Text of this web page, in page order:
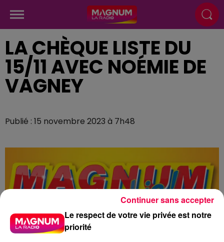
LA CHÈQUE LISTE DU
15/11 AVEC NOÉMIE DE
VAGNEY
Publié : 15 novembre 2023 à 7h48
Le respect de votre vie privée est notre
priorité
Continuer sans accepter